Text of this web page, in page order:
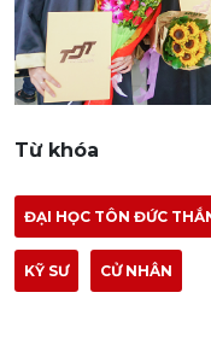
Từ khóa
ĐẠI HỌC TÔN ĐỨC
KỸ SƯ CỬ NHÂN